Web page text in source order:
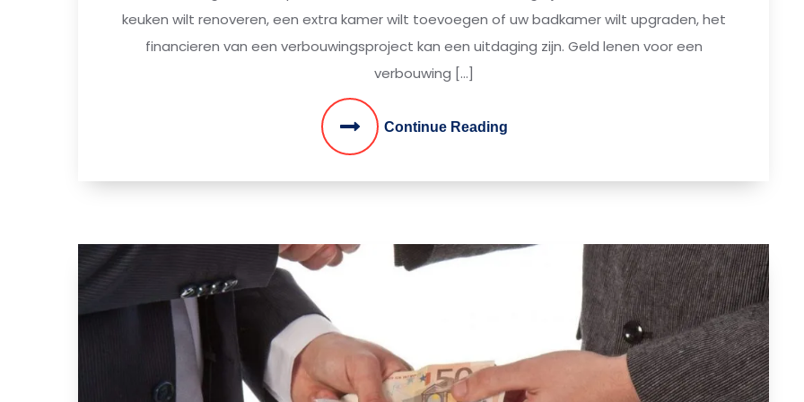
keuken wilt renoveren, een extra kamer wilt toevoegen of uw badkamer wilt upgraden, het
financieren van een verbouwingsproject kan een uitdaging zijn. Geld lenen voor een
verbouwing […]
Continue Reading